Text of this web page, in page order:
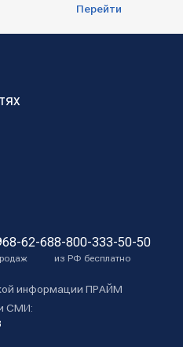
Перейти
62-688-800-333-50-50
из РФ бесплатно
информации ПРАЙМ
СМИ: